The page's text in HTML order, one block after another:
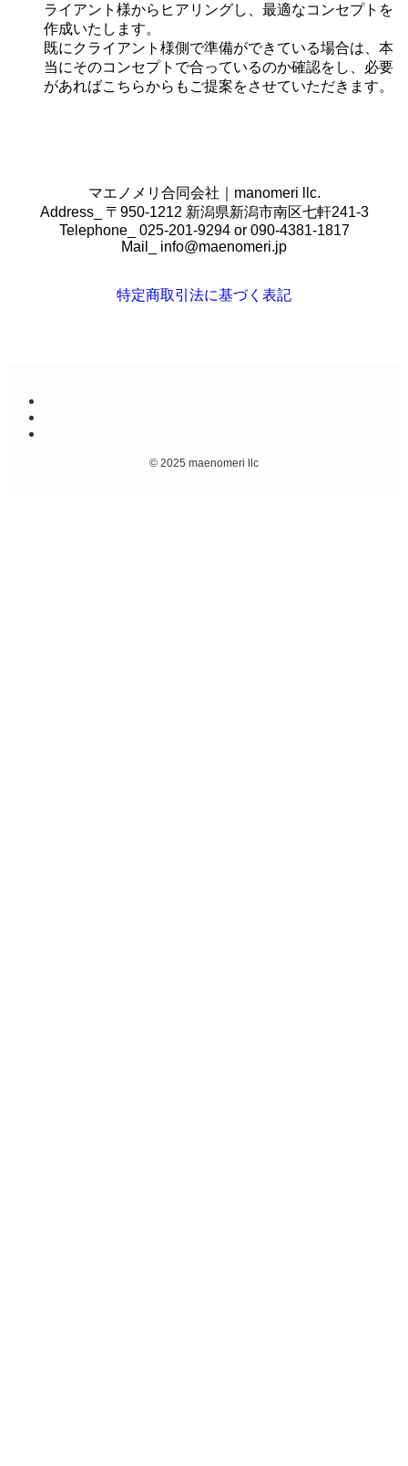
ライアント様からヒアリングし、最適なコンセプトを
作成いたします。
既にクライアント様側で準備ができている場合は、本
当にそのコンセプトで合っているのか確認をし、必要
があればこちらからもご提案をさせていただきます。
マエノメリ合同会社｜manomeri llc.
Address_ 〒950-1212 新潟県新潟市南区七軒241-3
Telephone_ 025-201-9294 or 090-4381-1817
Mail_ info@maenomeri.jp
特定商取引法に基づく表記
© 2025 maenomeri llc